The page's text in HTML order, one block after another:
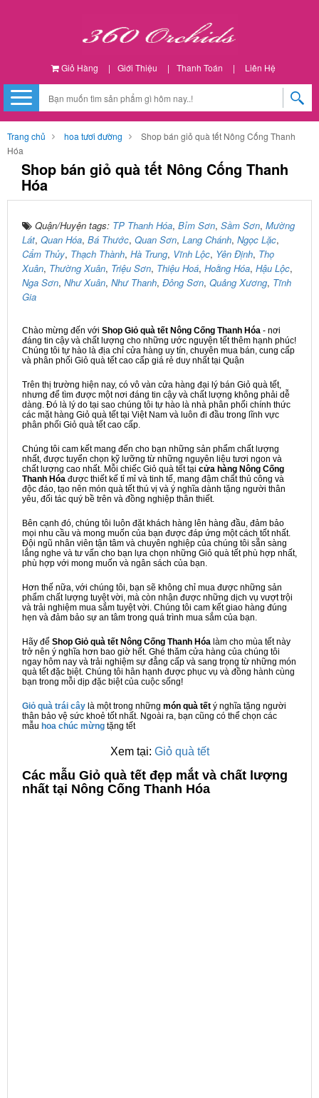
Giỏ Hàng | Giới Thiệu | Thanh Toán | Liên Hệ
Trang chủ hoa tươi đường
Shop bán giỏ quà tết Nông Cống Thanh
Hóa
Shop bán giỏ quà tết Nông Cống Thanh
Hóa
Quận/Huyện tags: TP Thanh Hóa, Bỉm Sơn, Sầm Sơn, Mường
Lát, Quan Hóa, Bá Thước, Quan Sơn, Lang Chánh, Ngọc Lặc,
Cẩm Thủy, Thạch Thành, Hà Trung, Vĩnh Lộc, Yên Định, Thọ
Xuân, Thường Xuân, Triệu Sơn, Thiệu Hoá, Hoằng Hóa, Hậu Lộc,
Nga Sơn, Như Xuân, Như Thanh, Đông Sơn, Quảng Xương, Tĩnh
Gia
Chào mừng đến với Shop Giỏ quà tết Nông Cống Thanh Hóa - nơi
đáng tin cậy và chất lượng cho những ước nguyện tết thêm hạnh phúc!
Chúng tôi tự hào là địa chỉ cửa hàng uy tín, chuyên mua bán, cung cấp
và phân phối Giỏ quà tết cao cấp giá rẻ duy nhất tại Quận
Trên thị trường hiện nay, có vô vàn cửa hàng đại lý bán Giỏ quà tết,
nhưng để tìm được một nơi đáng tin cậy và chất lượng không phải dễ
dàng. Đó là lý do tại sao chúng tôi tự hào là nhà phân phối chính thức
các mặt hàng Giỏ quà tết tại Việt Nam và luôn đi đầu trong lĩnh vực
phân phối Giỏ quà tết cao cấp.
Chúng tôi cam kết mang đến cho bạn những sản phẩm chất lượng
nhất, được tuyển chọn kỹ lưỡng từ những nguyên liệu tươi ngon và
chất lượng cao nhất. Mỗi chiếc Giỏ quà tết tại cửa hàng Nông Cống
Thanh Hóa được thiết kế tỉ mỉ và tinh tế, mang đậm chất thủ công và
độc đáo, tạo nên món quà tết thú vị và ý nghĩa dành tặng người thân
yêu, đối tác quý bề trên và đồng nghiệp thân thiết.
Bên cạnh đó, chúng tôi luôn đặt khách hàng lên hàng đầu, đảm bảo
mọi nhu cầu và mong muốn của bạn được đáp ứng một cách tốt nhất.
Đội ngũ nhân viên tận tâm và chuyên nghiệp của chúng tôi sẵn sàng
lắng nghe và tư vấn cho bạn lựa chọn những Giỏ quà tết phù hợp nhất,
phù hợp với mong muốn và ngân sách của bạn.
Hơn thế nữa, với chúng tôi, bạn sẽ không chỉ mua được những sản
phẩm chất lượng tuyệt vời, mà còn nhận được những dịch vụ vượt trội
và trải nghiệm mua sắm tuyệt vời. Chúng tôi cam kết giao hàng đúng
hẹn và đảm bảo sự an tâm trong quá trình mua sắm của bạn.
Hãy để Shop Giỏ quà tết Nông Cống Thanh Hóa làm cho mùa tết này
trở nên ý nghĩa hơn bao giờ hết. Ghé thăm cửa hàng của chúng tôi
ngay hôm nay và trải nghiệm sự đẳng cấp và sang trọng từ những món
quà tết đặc biệt. Chúng tôi hân hạnh được phục vụ và đồng hành cùng
bạn trong mỗi dịp đặc biệt của cuộc sống!
Giỏ quà trái cây là một trong những món quà tết ý nghĩa tặng người
thân bảo vệ sức khoẻ tốt nhất. Ngoài ra, bạn cũng có thể chọn các
mẫu hoa chúc mừng tặng tết
Xem tại: Giỏ quà tết
Các mẫu Giỏ quà tết đẹp mắt và chất lượng
nhất tại Nông Cống Thanh Hóa